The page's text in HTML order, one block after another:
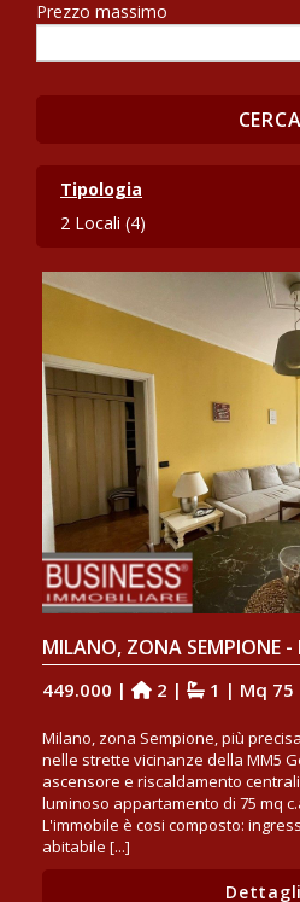
Prezzo massimo
Tipologia
2 Locali (4)
449.000 | 2 | 1 | Mq 75
Milano, zona Sempione, più
nelle strette vicinanze della MM5
ascensore e riscaldamento
luminoso appartamento di 75 mq
L'immobile è cosi composto:
abitabile [...]